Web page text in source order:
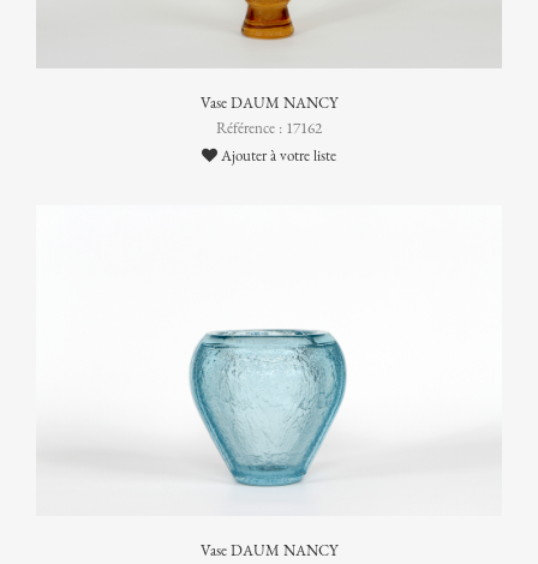
Vase DAUM NANCY
Référence : 17162
Ajouter à votre liste
Vase DAUM NANCY